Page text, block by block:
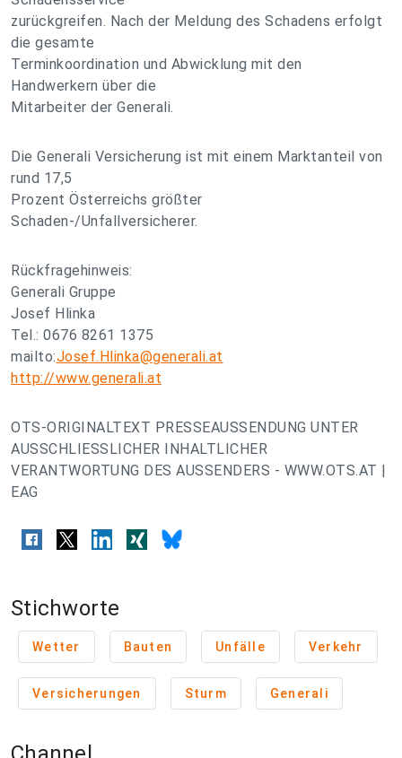
zurückgreifen. Nach der Meldung des Schadens erfolgt
die gesamte
Terminkoordination und Abwicklung mit den
Handwerkern über die
Mitarbeiter der Generali.
Die Generali Versicherung ist mit einem Marktanteil von
rund 17,5
Prozent Österreichs größter
Schaden-/Unfallversicherer.
Rückfragehinweis:
Generali Gruppe
Josef Hlinka
Tel.: 0676 8261 1375
mailto:Josef.Hlinka@generali.at
http://www.generali.at
OTS-ORIGINALTEXT PRESSEAUSSENDUNG UNTER
AUSSCHLIESSLICHER INHALTLICHER
VERANTWORTUNG DES AUSSENDERS - WWW.OTS.AT |
EAG
Stichworte
Wetter Bauten Unfälle Verkehr
Versicherungen Sturm Generali